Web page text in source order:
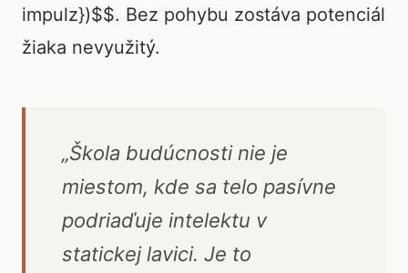
impulz})$$. Bez pohybu zostáva potenciál
žiaka nevyužitý.
„Škola budúcnosti nie je
miestom, kde sa telo pasívne
podriaďuje intelektu v
statickej lavici. Je to